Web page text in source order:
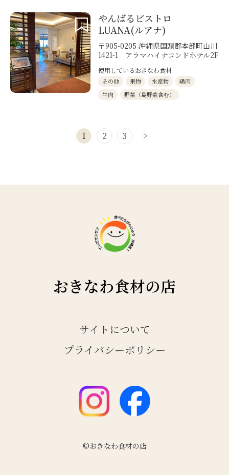
やんばるビストロ
LUANA(ルアナ)
〒905-0205 沖縄県国頭郡本部町山川
1421-1 アラマハイナコンドホテル2F
使用しているおきなわ食材
その他 果物 水産物
鶏肉
牛肉
野菜（島野菜含む）
1 2 3 >
おきなわ食材の店
サイトについて
プライバシーポリシー
©おきなわ食材の店